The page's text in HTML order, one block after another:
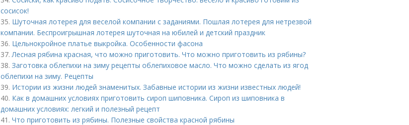
сосисок!
35. Шуточная лотерея для веселой компании с заданиями. Пошлая лотерея для нетрезвой
компании. Беспроигрышная лотерея шуточная на юбилей и детский праздник
36. Цельнокройное платье выкройка. Особенности фасона
37.Лесная рябина красная, что можно приготовить. Что можно приготовить из рябины?
38. Заготовка облепихи на зиму рецепты облепиховое масло. Что можно сделать из ягод
облепихи на зиму. Рецепты
39. Истории из жизни людей знаменитых. Забавные истории из жизни известных людей!
40. Как в домашних условиях приготовить сироп шиповника. Сироп из шиповника в
домашних условиях: легкий и полезный рецепт
41. Что приготовить из рябины. Полезные свойства красной рябины